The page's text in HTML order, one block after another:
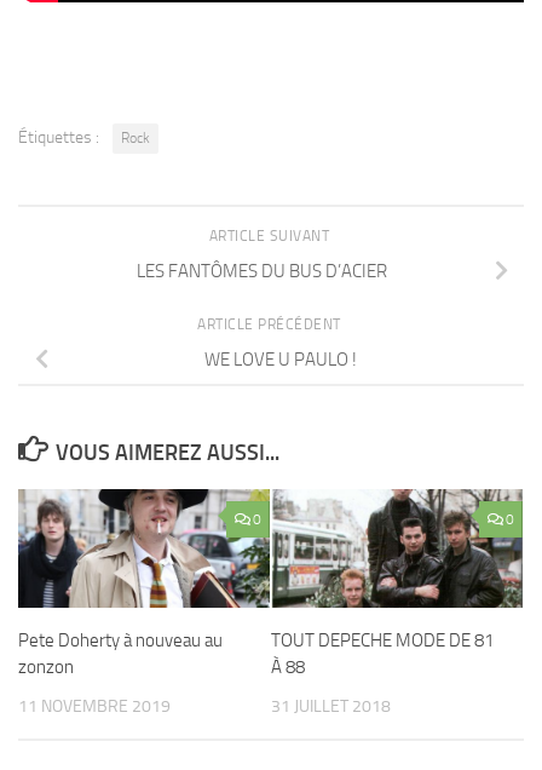
Étiquettes : Rock
ARTICLE SUIVANT
LES FANTÔMES DU BUS D’ACIER
ARTICLE PRÉCÉDENT
WE LOVE U PAULO !
VOUS AIMEREZ AUSSI...
0
Pete Doherty à nouveau au
zonzon
11 NOVEMBRE 2019
0
TOUT DEPECHE MODE DE 81
À 88
31 JUILLET 2018